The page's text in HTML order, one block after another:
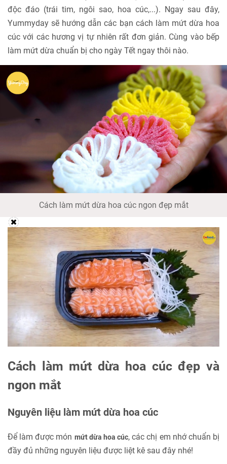
độc đáo (trái tim, ngôi sao, hoa cúc,...). Ngay sau đây,
Yummyday sẽ hướng dẫn các bạn cách làm mứt dừa hoa
cúc với các hương vị tự nhiên rất đơn giản. Cùng vào bếp
làm mứt dừa chuẩn bị cho ngày Tết ngay thôi nào.
Cách làm mứt dừa hoa cúc ngon đẹp mắt
Cách làm mứt dừa hoa cúc đẹp và
ngon mắt
Nguyên liệu làm mứt dừa hoa cúc
Để làm được món mứt dừa hoa cúc, các chị em nhớ chuẩn bị
đầy đủ những nguyên liệu được liệt kê sau đây nhé!